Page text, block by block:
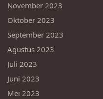
November 2023
Oktober 2023
September 2023
Agustus 2023
Juli 2023
Juni 2023
Mei 2023